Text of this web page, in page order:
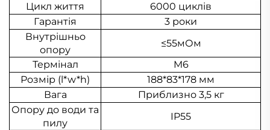
Цикл життя
6000 циклів
Гарантія
3 роки
Внутрішньо
опору
≤55мОм
Термінал
M6
Розмір (l*w*h)
188*83*178 мм
Вага
Приблизно 3,5 кг
Опору до води та
пилу
IP55